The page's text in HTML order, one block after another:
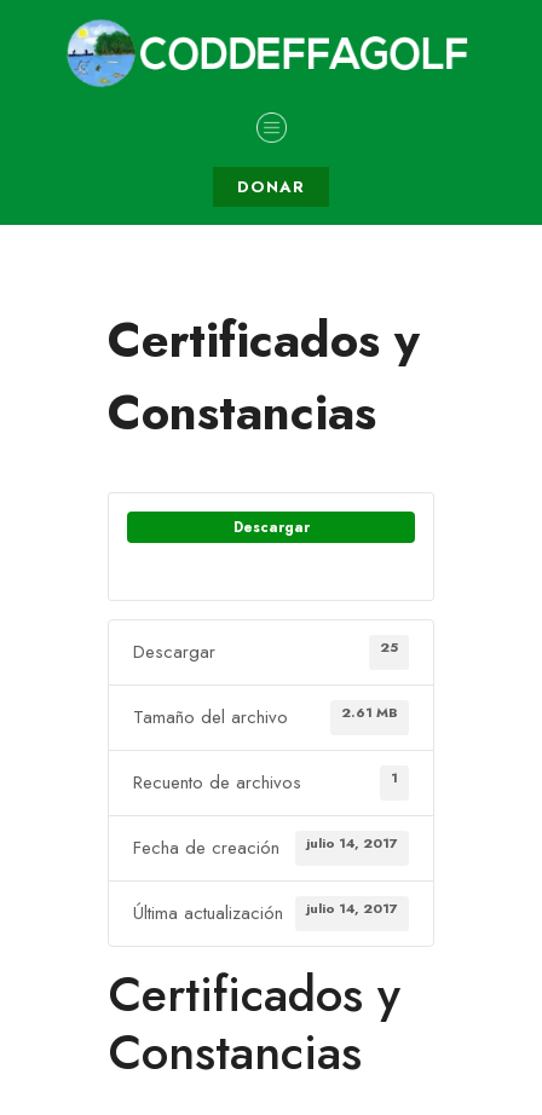
DONAR
Certificados y
Constancias
Descargar
Descargar 25
Tamaño del archivo 2.61 MB
Recuento de archivos 1
Fecha de creación julio 14, 2017
Última actualización julio 14, 2017
Certificados y
Constancias